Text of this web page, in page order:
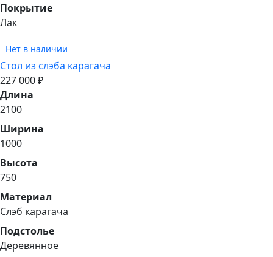
Покрытие
Лак
Нет в наличии
Стол из слэба карагача
227 000 ₽
Длина
2100
Ширина
1000
Высота
750
Материал
Cлэб карагача
Подстолье
Деревянное